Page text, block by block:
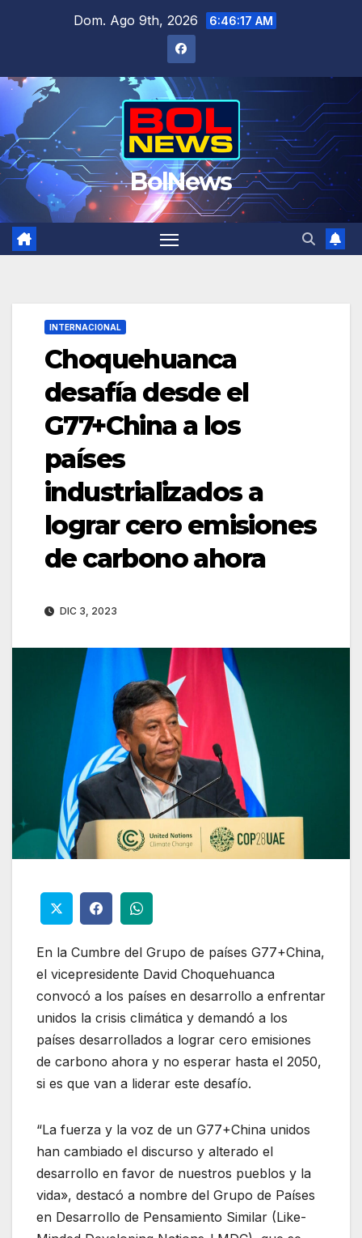
Dom. Ago 9th, 2026 6:46:17 AM
BolNews
INTERNACIONAL
Choquehuanca
desafía desde el
G77+China a los
países
industrializados a
lograr cero emisiones
de carbono ahora
DIC 3, 2023
En la Cumbre del Grupo de países G77+China,
el vicepresidente David Choquehuanca
convocó a los países en desarrollo a enfrentar
unidos la crisis climática y demandó a los
países desarrollados a lograr cero emisiones
de carbono ahora y no esperar hasta el 2050,
si es que van a liderar este desafío.
“La fuerza y ​​la voz de un G77+China unidos
han cambiado el discurso y alterado el
desarrollo en favor de nuestros pueblos y la
vida», destacó a nombre del Grupo de Países
en Desarrollo de Pensamiento Similar (Like-